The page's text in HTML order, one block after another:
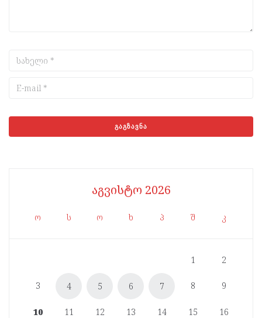
აგვისტო 2026
ო ს ო ხ პ შ კ
1 2
3 4 5 6 7 8 9
10 11 12 13 14 15 16